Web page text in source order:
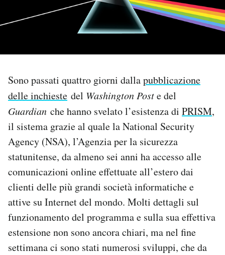
PODCAST
I MIEI PREFERITI
SHOP
CALENDARIO
AREA PERSONALE
Area Personale
Newsletter
Notifiche mobile
Regala il Post
Sono passati quattro giorni dallapubblicazione
delle inchieste del Washington Poste del
Guardian che hanno svelato l’esistenza di PRISM,
il sistema grazie al quale la National Security
Agency (NSA), l’Agenzia per la sicurezza
statunitense, da almeno sei anni ha accesso alle
comunicazioni online effettuate all’estero dai
clienti delle più grandi società informatiche e
attive su Internet del mondo. Molti dettagli sul
funzionamento del programma e sulla sua effettiva
estensione non sono ancora chiari, ma nel fine
settimana ci sono stati numerosi sviluppi, che da